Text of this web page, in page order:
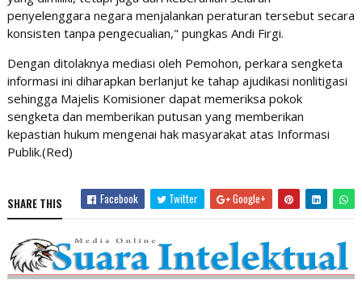
penyelenggara negara menjalankan peraturan tersebut secara
konsisten tanpa pengecualian," pungkas Andi Firgi.
Dengan ditolaknya mediasi oleh Pemohon, perkara sengketa
informasi ini diharapkan berlanjut ke tahap ajudikasi nonlitigasi
sehingga Majelis Komisioner dapat memeriksa pokok
sengketa dan memberikan putusan yang memberikan
kepastian hukum mengenai hak masyarakat atas Informasi
Publik.(Red)
SHARE THIS Facebook Twitter Google+